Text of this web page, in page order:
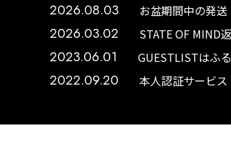
2026.08.03 お盆期間中の発送
2026.03.02 STATE OF MIND
2023.06.01 GUESTLISTはふ
2022.09.20 本人認証サービ